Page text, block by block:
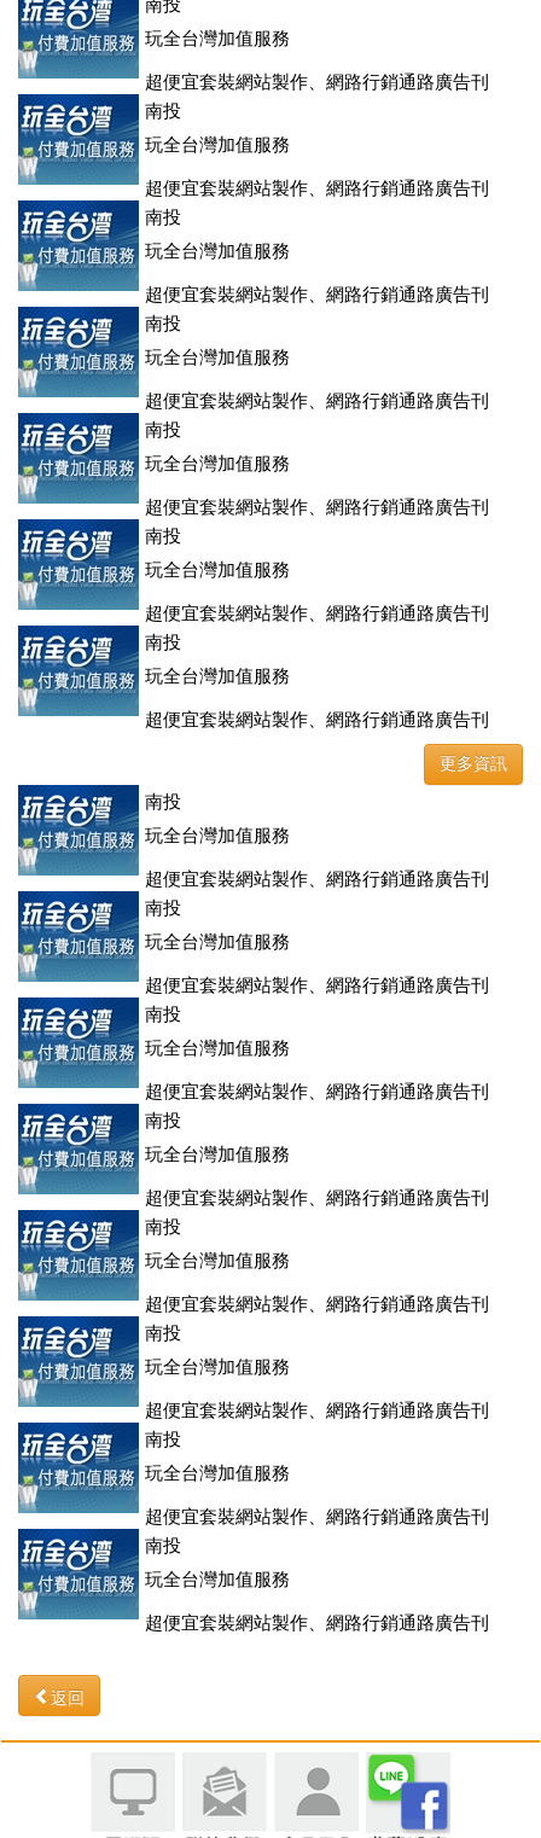
南投
玩全台灣加值服務
超便宜套裝網站製作、網路行銷通路廣告刊
登、訂房系統、客房委託旅行社銷售，全面優惠中....
南投
玩全台灣加值服務
超便宜套裝網站製作、網路行銷通路廣告刊
登、訂房系統、客房委託旅行社銷售，全面優惠中....
南投
玩全台灣加值服務
超便宜套裝網站製作、網路行銷通路廣告刊
登、訂房系統、客房委託旅行社銷售，全面優惠中....
南投
玩全台灣加值服務
超便宜套裝網站製作、網路行銷通路廣告刊
登、訂房系統、客房委託旅行社銷售，全面優惠中....
南投
玩全台灣加值服務
超便宜套裝網站製作、網路行銷通路廣告刊
登、訂房系統、客房委託旅行社銷售，全面優惠中....
南投
玩全台灣加值服務
超便宜套裝網站製作、網路行銷通路廣告刊
登、訂房系統、客房委託旅行社銷售，全面優惠中....
南投
玩全台灣加值服務
超便宜套裝網站製作、網路行銷通路廣告刊
登、訂房系統、客房委託旅行社銷售，全面優惠中....
更多資訊
南投
玩全台灣加值服務
超便宜套裝網站製作、網路行銷通路廣告刊
登、訂房系統、客房委託旅行社銷售，全面優惠中....
南投
玩全台灣加值服務
超便宜套裝網站製作、網路行銷通路廣告刊
登、訂房系統、客房委託旅行社銷售，全面優惠中....
南投
玩全台灣加值服務
超便宜套裝網站製作、網路行銷通路廣告刊
登、訂房系統、客房委託旅行社銷售，全面優惠中....
南投
玩全台灣加值服務
超便宜套裝網站製作、網路行銷通路廣告刊
登、訂房系統、客房委託旅行社銷售，全面優惠中....
南投
玩全台灣加值服務
超便宜套裝網站製作、網路行銷通路廣告刊
登、訂房系統、客房委託旅行社銷售，全面優惠中....
南投
玩全台灣加值服務
超便宜套裝網站製作、網路行銷通路廣告刊
登、訂房系統、客房委託旅行社銷售，全面優惠中....
南投
玩全台灣加值服務
超便宜套裝網站製作、網路行銷通路廣告刊
登、訂房系統、客房委託旅行社銷售，全面優惠中....
南投
玩全台灣加值服務
超便宜套裝網站製作、網路行銷通路廣告刊
返回